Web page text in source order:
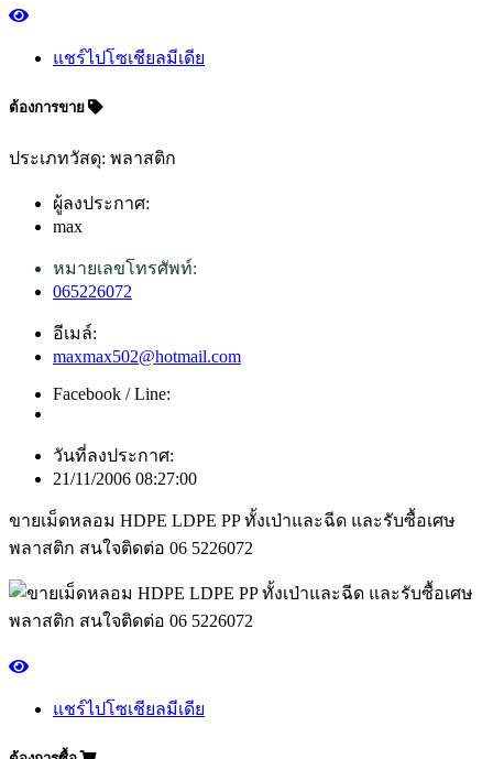
แชร์ไปโซเชียลมีเดีย
ต้องการขาย
ประเภทวัสดุ: พลาสติก
ผู้ลงประกาศ:
max
หมายเลขโทรศัพท์:
065226072
อีเมล์:
maxmax502@hotmail.com
Facebook / Line:
วันที่ลงประกาศ:
21/11/2006 08:27:00
ขายเม็ดหลอม HDPE LDPE PP ทั้งเป่าและฉีด และรับซื้อเศษ
พลาสติก สนใจติดต่อ 06 5226072
แชร์ไปโซเชียลมีเดีย